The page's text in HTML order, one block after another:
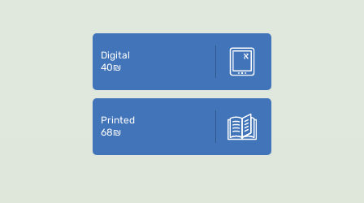
Digital
40₪
Printed
68₪